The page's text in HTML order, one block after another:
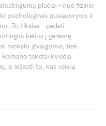
plačiai – nuo fizinio
psichologinės pusiausvyros ir
Jo tikslas – padėti
kelius į geresnę
mokslo įžvalgomis, tiek
tekstai kviečia
o ieškoti to, kas veikia